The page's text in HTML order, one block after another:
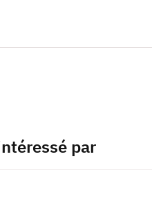
par